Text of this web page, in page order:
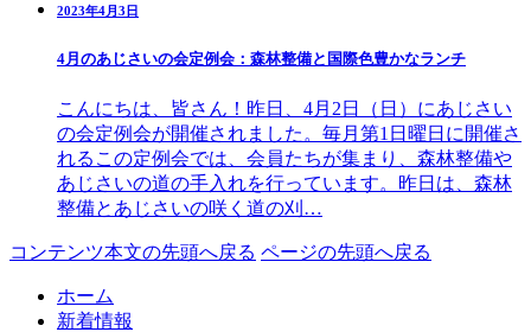
2023年4月3日
4月のあじさいの会定例会：森林整備と国際色豊かなランチ
こんにちは、皆さん！昨日、4月2日（日）にあじさい
の会定例会が開催されました。毎月第1日曜日に開催さ
れるこの定例会では、会員たちが集まり、森林整備や
あじさいの道の手入れを行っています。昨日は、森林
整備とあじさいの咲く道の刈…
コンテンツ本文の先頭へ戻る ページの先頭へ戻る
ホーム
新着情報